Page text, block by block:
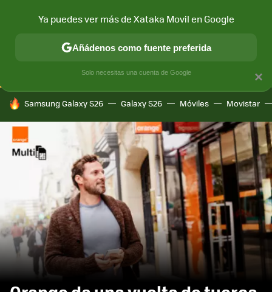
CONECTIVIDAD MÓVIL Y SOCIEDAD APLICACIONES
HOY SE HABLA DE
Samsung Galaxy S26 Galaxy S26 Móviles Movistar
×
Ya puedes ver más de Xataka Movil en Google
Añádenos como fuente preferida
Solo necesitas una cuenta de Google